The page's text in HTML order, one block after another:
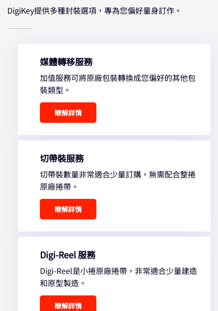
DigiKey提供多種封裝選項，專為您偏好量身訂作。
媒體轉移服務
加值服務可將原廠包裝轉換成您偏好的其他包
裝類型。
瞭解詳情
切帶裝服務
切帶裝數量非常適合少量訂購，無需配合整捲
原廠捲帶。
瞭解詳情
Digi-Reel 服務
Digi-Reel是小捲原廠捲帶，非常適合少量建造
和原型製造。
瞭解詳情